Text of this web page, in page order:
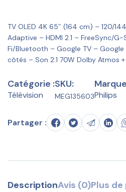
TV OLED 4K 65″ (164 cm) – 120/
Adaptive – HDMI 2.1 – FreeSync/
Fi/Bluetooth – Google TV –
côtés – Son 2.1 70W Dolby Atmos
Catégorie :
Télévision
SKU:
MEG135603Philips
Partager :
DescriptionAvis (0)Plus